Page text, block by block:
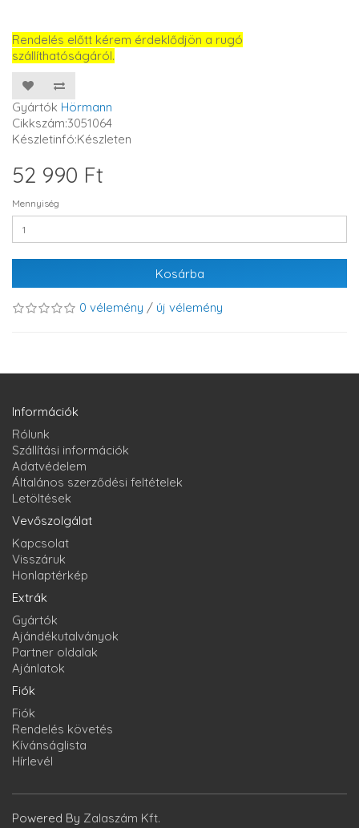
Rendelés előtt kérem érdeklődjön a rugó
szállíthatóságáról.
Gyártók Hörmann
Cikkszám:3051064
Készletinfó:Készleten
52 990 Ft
Mennyiség
Kosárba
0 vélemény / új vélemény
Információk
Rólunk
Szállítási információk
Adatvédelem
Általános szerződési feltételek
Letöltések
Vevőszolgálat
Kapcsolat
Visszáruk
Honlaptérkép
Extrák
Gyártók
Ajándékutalványok
Partner oldalak
Ajánlatok
Fiók
Fiók
Rendelés követés
Kívánságlista
Hírlevél
Powered By Zalaszám Kft.